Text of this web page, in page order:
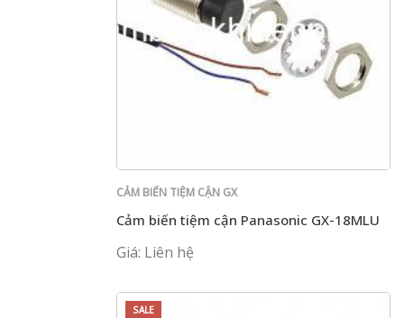
CẢM BIẾN TIỆM CẬN GX
Cảm biến tiệm cận Panasonic GX-18MLU
Giá: Liên hệ
SALE